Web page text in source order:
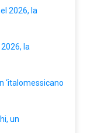
2026, la
la
‘italomessicano
un